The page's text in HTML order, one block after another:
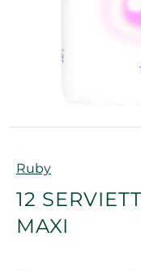
Marque
Ruby
12
MAXI